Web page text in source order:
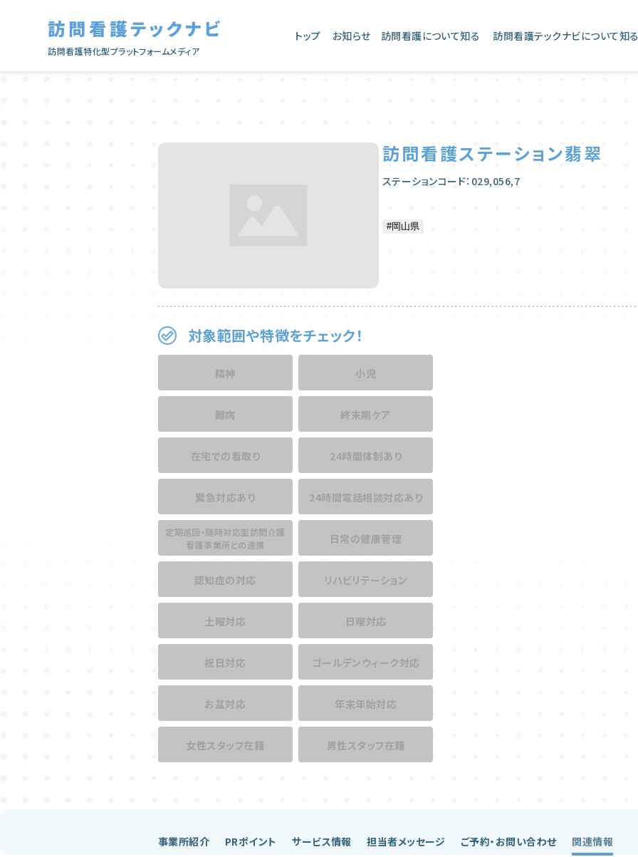
訪問看護テックナビ
訪問看護特化型プラットフォームメディア
トップ お知らせ 訪問看護について知る 訪問看護テックナビについて知る
訪問看護ステーション翡翠
ステーションコード：029,056,7
対象範囲や特徴をチェック！
精神 小児
難病 終末期ケア
在宅での看取り 24時間体制あり
緊急対応あり 24時間電話相談対応あり
定期巡回・随時対応型訪問介護
看護事業所との連携
日常の健康管理
認知症の対応 リハビリテーション
土曜対応 日曜対応
祝日対応 ゴールデンウィーク対応
お盆対応 年末年始対応
女性スタッフ在籍 男性スタッフ在籍
事業所紹介 PRポイント サービス情報 担当者メッセージ ご予約・お問い合わせ 関連情報